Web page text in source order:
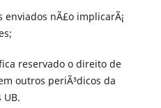
nÃ£o implicarÃ¡
reservado o direito de
outros periÃ³dicos da
UB.